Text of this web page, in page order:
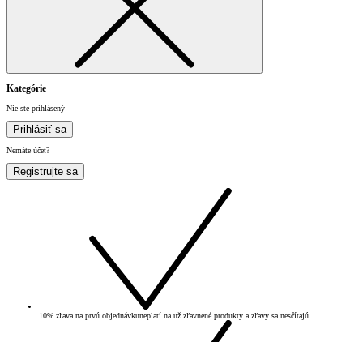
Kategórie
Nie ste prihlásený
Prihlásiť sa
Nemáte účet?
Registrujte sa
10% zľava na prvú objednávkuneplatí na už zľavnené produkty a zľavy sa nesčítajú